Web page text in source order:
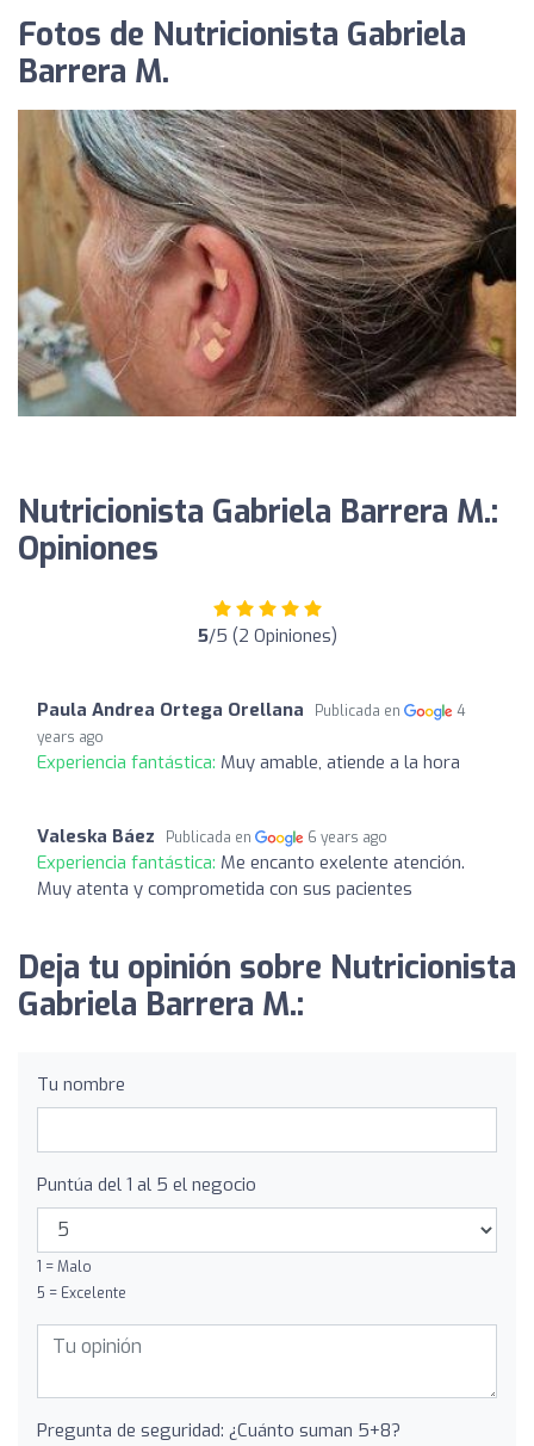
Fotos de Nutricionista Gabriela
Barrera M.
Nutricionista Gabriela Barrera M.:
Opiniones
5/5 (2 Opiniones)
Paula Andrea Ortega Orellana Publicada en
4
years ago
Experiencia fantástica: Muy amable, atiende a la hora
Valeska Báez Publicada en 6 years ago
Experiencia fantástica: Me encanto exelente atención.
Muy atenta y comprometida con sus pacientes
Deja tu opinión sobre Nutricionista
Gabriela Barrera M.:
Tu nombre
Puntúa del 1 al 5 el negocio
1 = Malo
5 = Excelente
Pregunta de seguridad: ¿Cuánto suman 5+8?